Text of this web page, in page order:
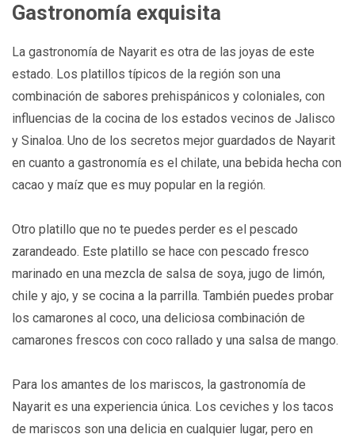
Gastronomía exquisita
La gastronomía de Nayarit es otra de las joyas de este
estado. Los platillos típicos de la región son una
combinación de sabores prehispánicos y coloniales, con
influencias de la cocina de los estados vecinos de Jalisco
y Sinaloa. Uno de los secretos mejor guardados de Nayarit
en cuanto a gastronomía es el chilate, una bebida hecha con
cacao y maíz que es muy popular en la región.
Otro platillo que no te puedes perder es el pescado
zarandeado. Este platillo se hace con pescado fresco
marinado en una mezcla de salsa de soya, jugo de limón,
chile y ajo, y se cocina a la parrilla. También puedes probar
los camarones al coco, una deliciosa combinación de
camarones frescos con coco rallado y una salsa de mango.
Para los amantes de los mariscos, la gastronomía de
Nayarit es una experiencia única. Los ceviches y los tacos
de mariscos son una delicia en cualquier lugar, pero en